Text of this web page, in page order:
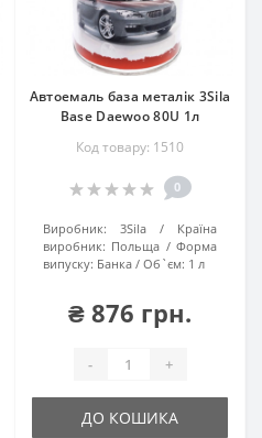
Автоемаль база металік 3Sila
Base Daewoo 80U 1л
Код товару: 1510
0
Виробник: 3Sila
Країна
виробник: Польща
Форма
випуску: Банка Об`єм: 1 л
₴ 876 грн.
- +
ДО КОШИКА